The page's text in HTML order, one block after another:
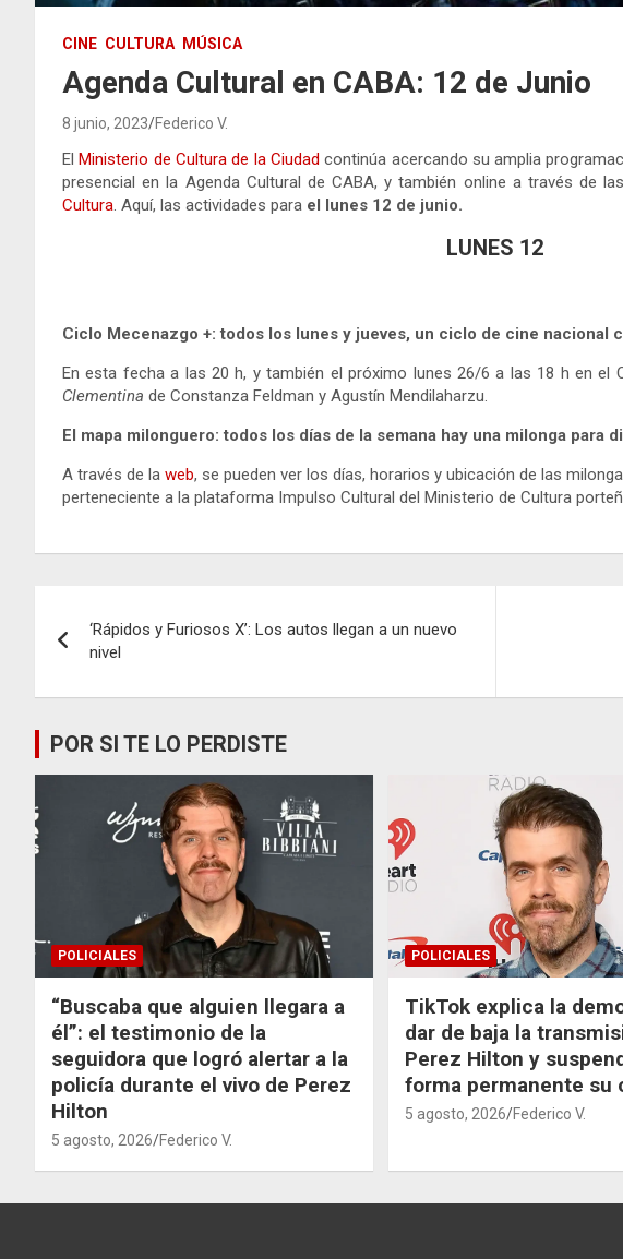
CINE CULTURA MÚSICA
Agenda Cultural en CABA: 12 de Junio
8 junio, 2023 Federico V.
ElMinisterio de Cultura de la Ciudad continúa acercando su amplia
presencial en la Agenda Cultural de CABA, y también online a través de
Cultura. Aquí, las actividades para el lunes 12 de junio.
LUNES 12
Ciclo Mecenazgo +: todos los lunes y jueves, un ciclo de cine nacional
En esta fecha a las 20 h, y también el próximo lunes 26/6 a las 18 h en el
Clementina de Constanza Feldman y Agustín Mendilaharzu.
El mapa milonguero: todos los días de la semana hay una milonga para
A través de laweb, se pueden ver los días, horarios y ubicación de las
perteneciente a la plataforma Impulso Cultural del Ministerio de Cultura
de
entradas
‘Rápidos y Furiosos X’: Los autos llegan a un nuevo
nivel
POR SI TE LO PERDISTE
POLICIALES
“Buscaba que alguien llegara a
él”: el testimonio de la
seguidora que logró alertar a la
policía durante el vivo de Perez
Hilton
5 agosto, 2026 Federico V.
POLICIALES
TikTok explica la
dar de baja la
Perez Hilton y
forma permanente su
5 agosto, 2026 Federico V.